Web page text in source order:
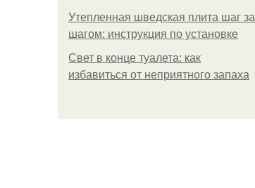
Утепленная шведская плита шаг за
шагом: инструкция по установке
Свет в конце туалета: как
избавиться от неприятного запаха